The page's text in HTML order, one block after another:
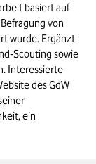
basiert auf
von
wurde. Ergänzt
Scouting sowie
Interessierte
des GdW
ein